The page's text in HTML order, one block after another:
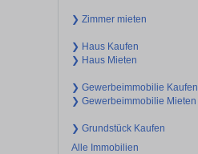
❯ Zimmer mieten
❯ Haus Kaufen
❯ Haus Mieten
❯ Gewerbeimmobilie Kaufen
❯ Gewerbeimmobilie Mieten
❯ Grundstück Kaufen
Alle Immobilien